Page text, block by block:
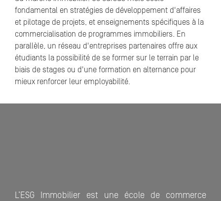
fondamental en stratégies de développement d'affaires
et pilotage de projets, et enseignements spécifiques à la
commercialisation de programmes immobiliers. En
parallèle, un réseau d'entreprises partenaires offre aux
étudiants la possibilité de se former sur le terrain par le
biais de stages ou d'une formation en alternance pour
mieux renforcer leur employabilité.
L’ESG Immobilier est une école de commerce